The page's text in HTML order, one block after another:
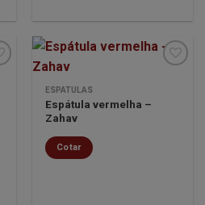
Minha
ESPÁTULAS
Espátula vermelha –
Zahav
Cotar